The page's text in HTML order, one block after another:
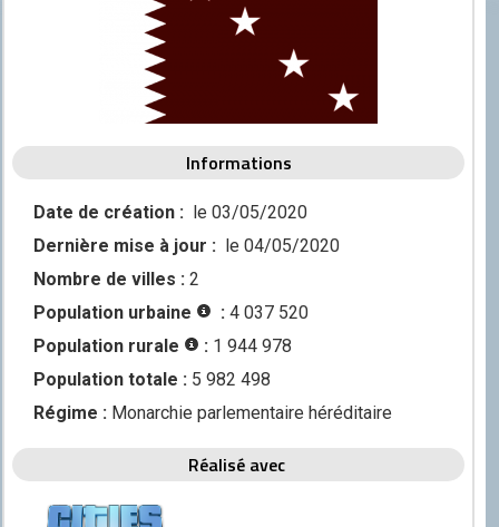
L'UNIVERS GC
CONTRIBUER
GitHub
Informations
Date de création : le 03/05/2020
Dernière mise à jour : le 04/05/2020
Nombre de villes : 2
Population urbaine
: 4 037 520
Population rurale
: 1 944 978
Population totale : 5 982 498
Régime : Monarchie parlementaire héréditaire
Réalisé avec